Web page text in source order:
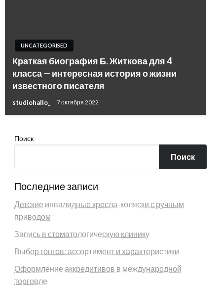
UNCATEGORISED
Краткая биография Б. Житкова для 4
класса — интересная история о жизни
известного писателя
studiohallo_ 7 октября 2022
Поиск
Поиск
Последние записи
Детские инвалидные кресла-коляски с ручным
приводом
Запись в стоматологическую клинику
Выбор гонгов: ассортимент и характеристики
Оформление аккредитивов в международной
торговле